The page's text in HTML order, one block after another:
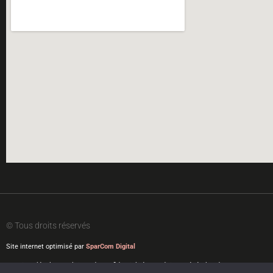
© Tous droits réservés
Site internet optimisé par SparCom Digital
Mentions légales|Politique de confidentialité|Conditions générales de ventes|